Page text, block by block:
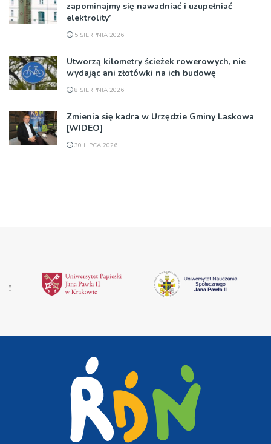
zapominajmy się nawadniać i uzupełniać
elektrolity’
5 SIERPNIA 2026
Utworzą kilometry ścieżek rowerowych, nie
wydając ani złotówki na ich budowę
8 SIERPNIA 2026
Zmienia się kadra w Urzędzie Gminy Laskowa
[WIDEO]
30 LIPCA 2026